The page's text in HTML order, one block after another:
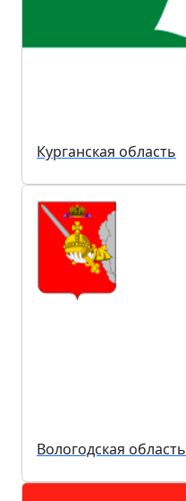
Курганская область
Вологодская область